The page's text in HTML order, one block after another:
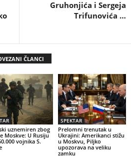
Gruhonjića i Sergeja
Trifunovića …
ČLANCI
uznemiren zbog
Moskve: U Rusiju
vojnika S.
SPEKTAR
Prelomni trenutak u
Ukrajini: Amerikanci stižu
u Moskvu, Piljko
upozorava na veliku
zamku